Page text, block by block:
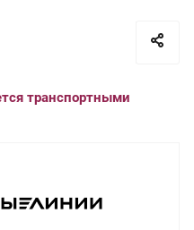
транспортными